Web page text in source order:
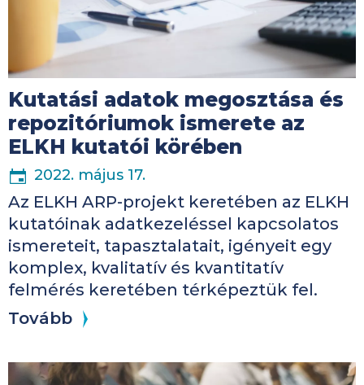
Kutatási adatok megosztása és
repozitóriumok ismerete az
ELKH kutatói körében
2022. május 17.
Az ELKH ARP-projekt keretében az ELKH
kutatóinak adatkezeléssel kapcsolatos
ismereteit, tapasztalatait, igényeit egy
komplex, kvalitatív és kvantitatív
felmérés keretében térképeztük fel.
Tovább
Kép